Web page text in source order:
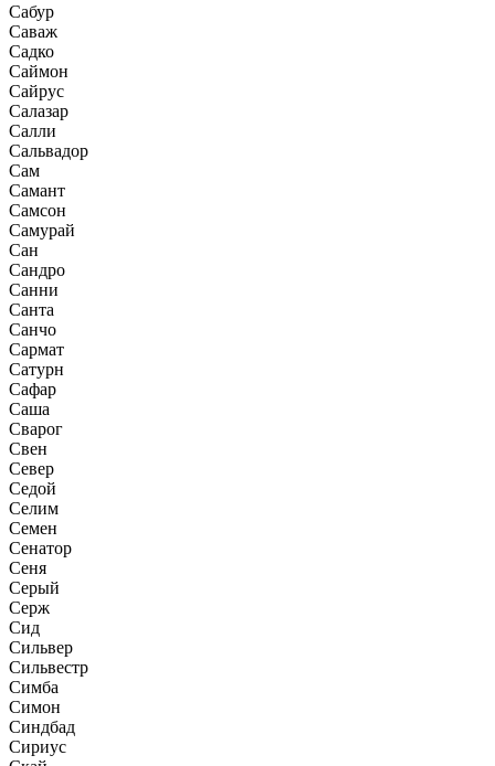
Сабур
Саваж
Садко
Саймон
Сайрус
Салазар
Салли
Сальвадор
Сам
Самант
Самсон
Самурай
Сан
Сандро
Санни
Санта
Санчо
Сармат
Сатурн
Сафар
Саша
Сварог
Свен
Север
Седой
Селим
Семен
Сенатор
Сеня
Серый
Серж
Сид
Сильвер
Сильвестр
Симба
Симон
Синдбад
Сириус